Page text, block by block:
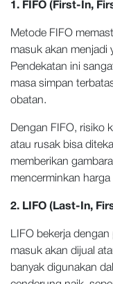
1. FIFO (First-In,
Metode FIFO
masuk akan menjadi
Pendekatan ini
masa simpan
obatan.
Dengan FIFO, risiko
atau rusak bisa
memberikan
mencerminkan
2. LIFO (Last-In,
LIFO bekerja
masuk akan dijual
banyak digunakan